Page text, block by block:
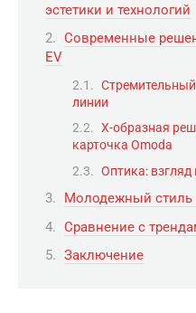
эстетики и технологий
Современные
EV
линии
X-образная
карточка Omoda
Оптика: взгляд
Молодежный стиль
Сравнение с
Заключение